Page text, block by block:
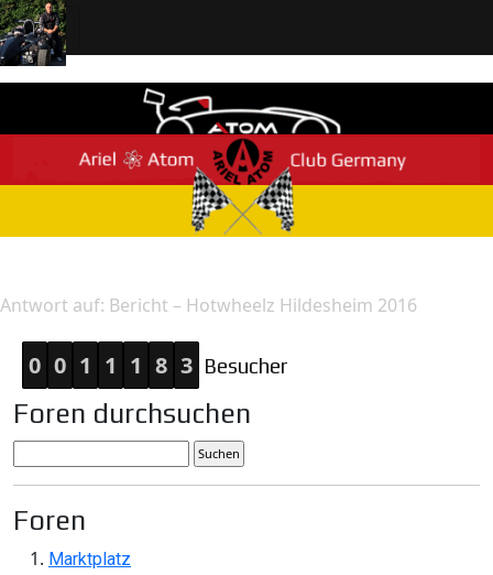
Antwort auf: Bericht – Hotwheelz Hildesheim 2016
0 0 1 1 1 8 3 Besucher
Foren durchsuchen
Foren
Marktplatz